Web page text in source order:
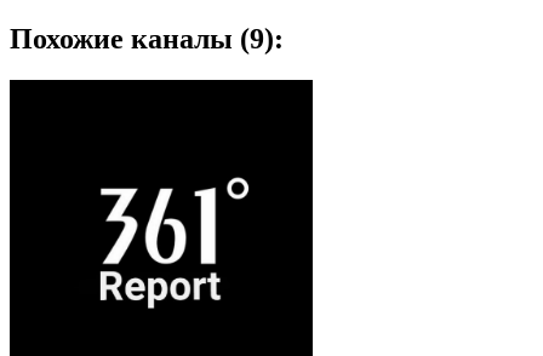
Похожие каналы (9):